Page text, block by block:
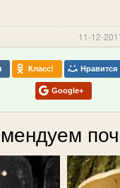
11-12-
Класс! Нравится
Google+